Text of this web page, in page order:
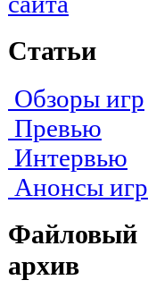
Статьи
Обзоры игр
Превью
Интервью
Анонсы игр
Файловый
архив